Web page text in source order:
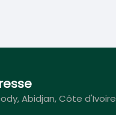
Abidjan, Côte d'Ivoire